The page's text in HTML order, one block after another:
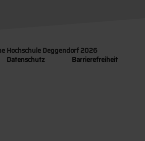
Hochschule Deggendorf 2026
Datenschutz Barrierefreiheit